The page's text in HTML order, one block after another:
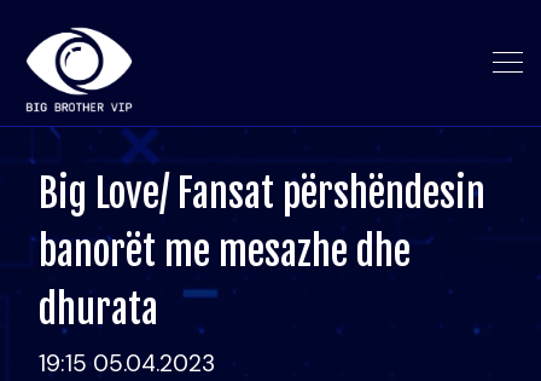
Big Love/ Fansat përshëndesin
banorët me mesazhe dhe
dhurata
19:15 05.04.2023